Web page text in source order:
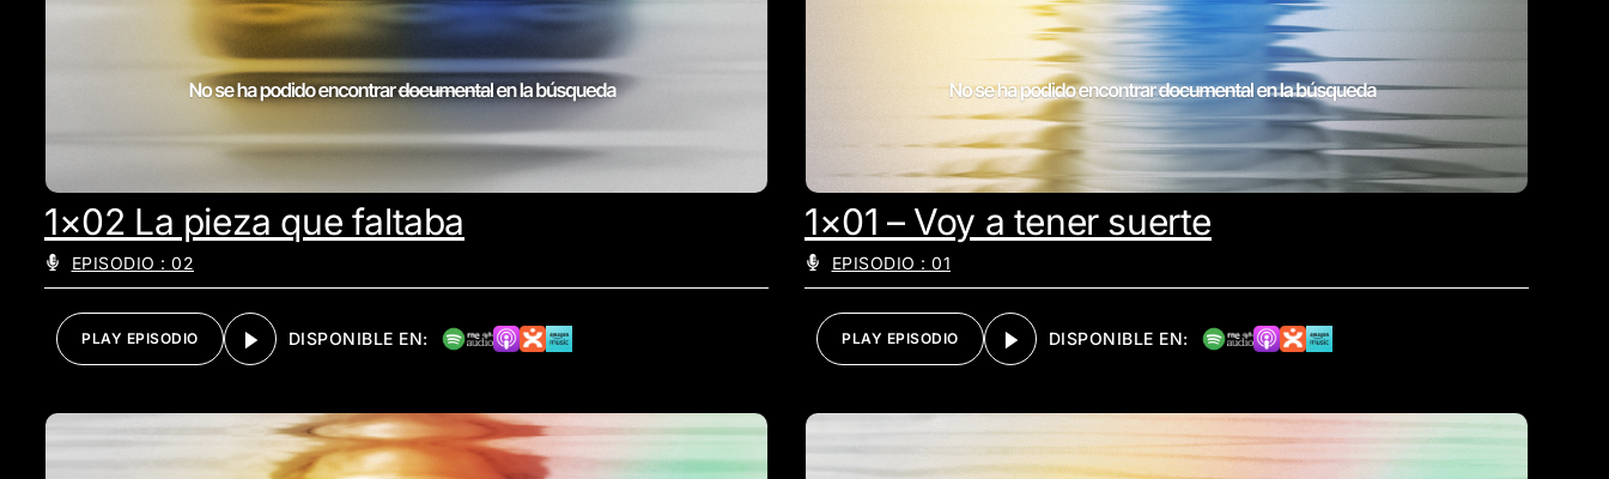
1×02 La pieza que faltaba
EPISODIO : 02
PLAY EPISODIO DISPONIBLE EN:
1×01 – Voy a tener suerte
EPISODIO : 01
PLAY EPISODIO DISPONIBLE EN: